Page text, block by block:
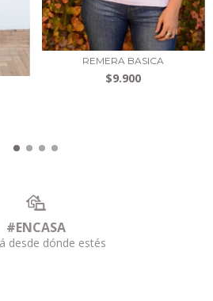
REMERA BASICA
$9.900
#ENCASA
desde dónde estés